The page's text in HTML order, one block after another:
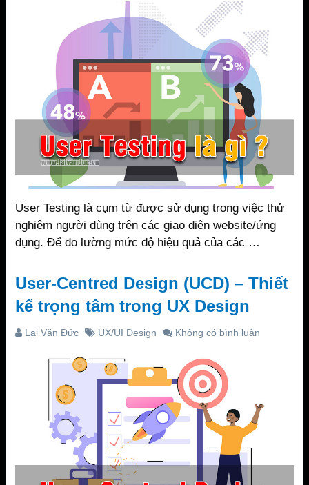
User Testing là cụm từ được sử dụng trong việc thử
nghiệm người dùng trên các giao diện website/ứng
dụng. Để đo lường mức độ hiệu quả của các …
User-Centred Design (UCD) – Thiết
kế trọng tâm trong UX Design
Lại Văn Đức UX/UI Design Không có bình luận